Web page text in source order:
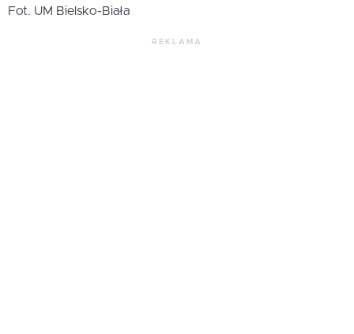
Fot. UM Bielsko-Biała
REKLAMA